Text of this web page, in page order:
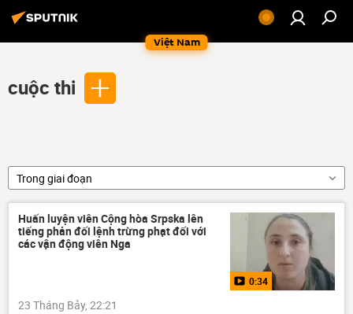
Việt Nam
cuộc thi
Trong giai đoạn
Huấn luyện viên Cộng hòa Srpska lên
tiếng phản đối lệnh trừng phạt đối với
các vận động viên Nga
0:34
23 Tháng Bảy, 22:21